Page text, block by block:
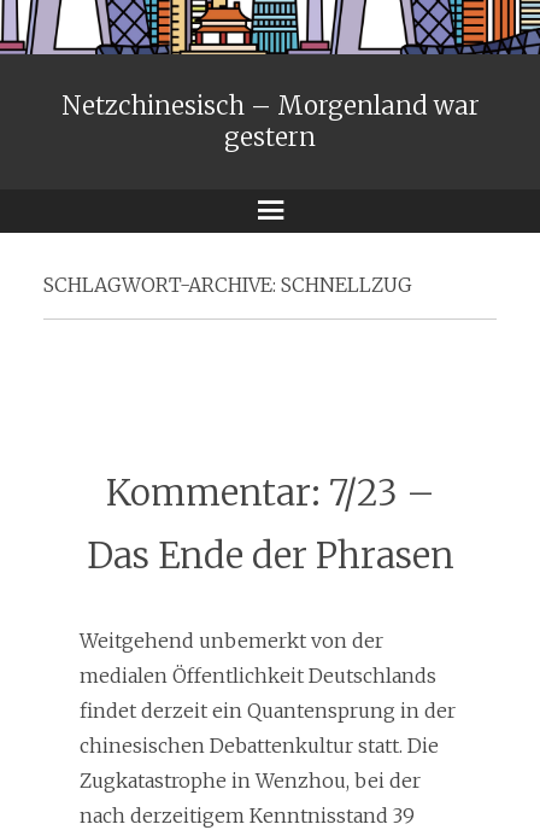
Netzchinesisch – Morgenland war
gestern
Menü
SCHLAGWORT-ARCHIVE: SCHNELLZUG
Kommentar: 7/23 –
Das Ende der Phrasen
Weitgehend unbemerkt von der
medialen Öffentlichkeit Deutschlands
findet derzeit ein Quantensprung in der
chinesischen Debattenkultur statt. Die
Zugkatastrophe in Wenzhou, bei der
nach derzeitigem Kenntnisstand 39